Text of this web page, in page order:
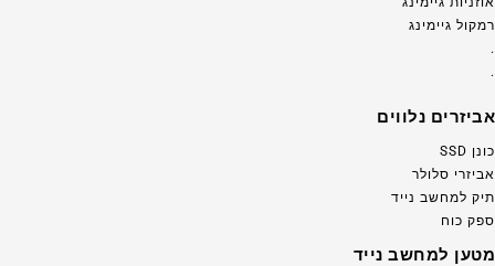
רמקול גיימינג
.
.
אביזרים נלווים
כונן SSD
אביזרי סלולר
תיק למחשב נייד
ספק כוח
מטען למחשב נייד